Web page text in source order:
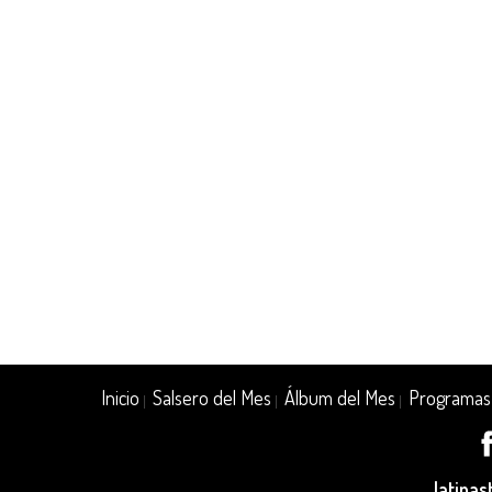
Inicio |Salsero del Mes |Álbum del Mes Programas